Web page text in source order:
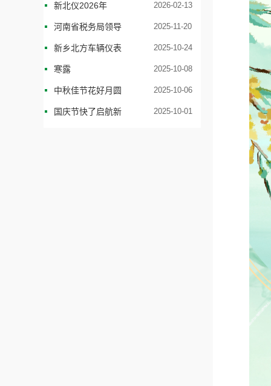
新北仪2026年 2026-02-13
河南省税务局领导 2025-11-20
新乡北方车辆仪表 2025-10-24
寒露 2025-10-08
中秋佳节花好月圆 2025-10-06
国庆节快了启航新 2025-10-01